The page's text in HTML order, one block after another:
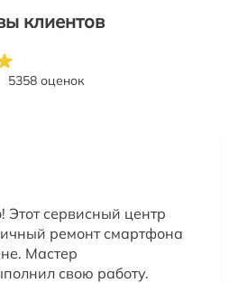
клиентов
5358 оценок
Этот сервисный центр
ремонт смартфона
Мастер
свою работу.